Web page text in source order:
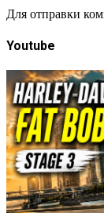
Для отправки
Youtube